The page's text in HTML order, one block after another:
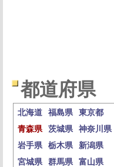
都道府県
北海道 福島県 東京都
青森県
茨城県 神奈川県
岩手県
栃木県 新潟県
宮城県
群馬県 富山県